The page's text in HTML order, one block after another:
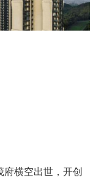
横空出世，开创